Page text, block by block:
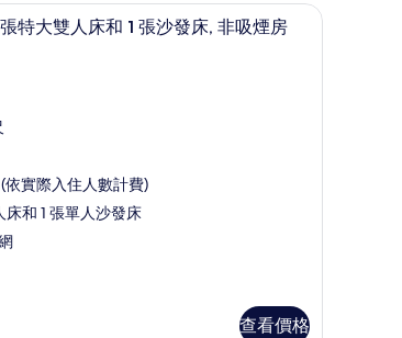
床 高級寢具、客房內保險箱、遮光布/窗簾、免
特大雙人床和 1 張沙發床, 非吸煙房
分
依實際入住人數計費)
床和 1 張單人沙發床
查看價格